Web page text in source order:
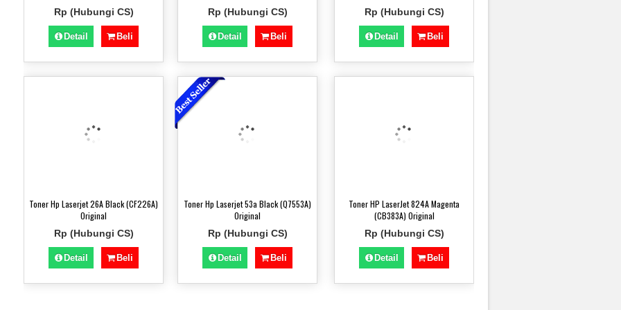
Rp (Hubungi CS)
Detail Beli
Rp (Hubungi CS)
Detail Beli
Rp (Hubungi CS)
Detail Beli
Toner Hp Laserjet 26A Black (CF226A)
Original
Rp (Hubungi CS)
Detail Beli
Toner Hp Laserjet 53a Black (Q7553A)
Original
Rp (Hubungi CS)
Detail Beli
Toner HP LaserJet 824A Magenta
(CB383A) Original
Rp (Hubungi CS)
Detail Beli